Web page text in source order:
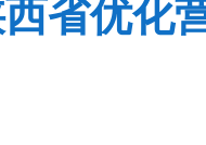
西省优